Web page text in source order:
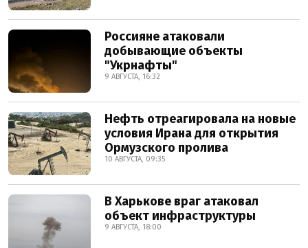
Россияне атаковали
добывающие объекты
"Укрнафты"
9 АВГУСТА, 16:32
Нефть отреагировала на новые
условия Ирана для открытия
Ормузского пролива
10 АВГУСТА, 09:35
В Харькове враг атаковал
объект инфраструктуры
9 АВГУСТА, 18:00